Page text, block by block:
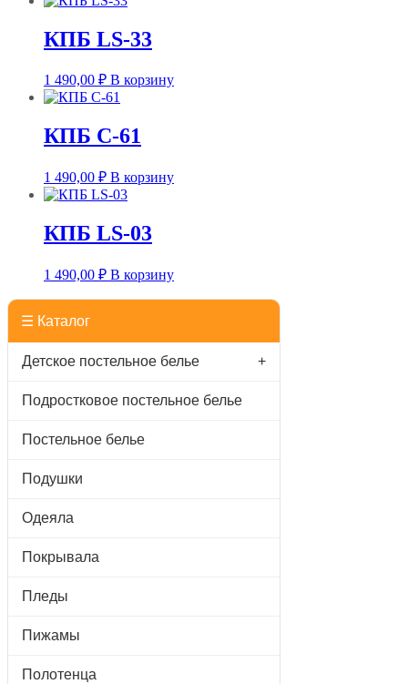
КПБ LS-33
1 490,00 ₽ В корзину
КПБ C-61
1 490,00 ₽ В корзину
КПБ LS-03
1 490,00 ₽ В корзину
☰ Каталог
Детское постельное белье +
Подростковое постельное белье
Постельное белье
Подушки
Одеяла
Покрывала
Пледы
Пижамы
Полотенца